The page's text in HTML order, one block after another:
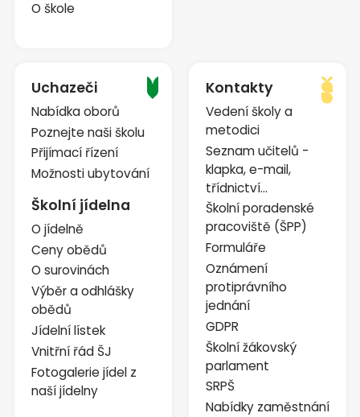
O škole
Uchazeči
Nabídka oborů
Poznejte naši školu
Přijímací řízení
Možnosti ubytování
Školní jídelna
O jídelně
Ceny obědů
O surovinách
Výběr a odhlášky
obědů
Jídelní lístek
Vnitřní řád ŠJ
Fotogalerie jídel z
naší jídelny
Kontakty
Vedení školy a
metodici
Seznam učitelů -
klapka, e-mail,
třídnictví...
Školní poradenské
pracoviště (ŠPP)
Formuláře
Oznámení
protiprávního
jednání
GDPR
Školní žákovský
parlament
SRPŠ
Nabídky zaměstnání